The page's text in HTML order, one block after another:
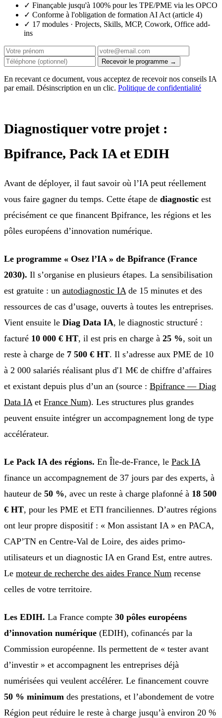
✓ Finançable jusqu'à 100% pour les TPE/PME via les OPCO
✓ Conforme à l'obligation de formation AI Act (article 4)
✓ 17 modules · Projects, Skills, MCP, Cowork, Office add-
ins
Recevoir le programme →
En recevant ce document, vous acceptez de recevoir nos conseils IA
par email. Désinscription en un clic. Politique de confidentialité
Diagnostiquer votre projet :
Bpifrance, Pack IA et EDIH
Avant de déployer, il faut savoir où l’IA peut réellement
vous faire gagner du temps. Cette étape de diagnostic est
précisément ce que financent Bpifrance, les régions et les
pôles européens d’innovation numérique.
Le programme « Osez l’IA » de Bpifrance (France
2030). Il s’organise en plusieurs étapes. La sensibilisation
est gratuite : un autodiagnostic IA de 15 minutes et des
ressources de cas d’usage, ouverts à toutes les entreprises.
Vient ensuite le Diag Data IA, le diagnostic structuré :
facturé 10 000 € HT, il est pris en charge à 25 %, soit un
reste à charge de 7 500 € HT. Il s’adresse aux PME de 10
à 2 000 salariés réalisant plus d'1 M€ de chiffre d’affaires
et existant depuis plus d’un an (source : Bpifrance — Diag
Data IA et France Num). Les structures plus grandes
peuvent ensuite intégrer un accompagnement long de type
accélérateur.
Le Pack IA des régions. En Île-de-France, le Pack IA
finance un accompagnement de 37 jours par des experts, à
hauteur de 50 %, avec un reste à charge plafonné à 18 500
€ HT, pour les PME et ETI franciliennes. D’autres régions
ont leur propre dispositif : « Mon assistant IA » en PACA,
CAP’TN en Centre-Val de Loire, des aides primo-
utilisateurs et un diagnostic IA en Grand Est, entre autres.
Le moteur de recherche des aides France Num recense
celles de votre territoire.
Les EDIH. La France compte 30 pôles européens
d’innovation numérique (EDIH), cofinancés par la
Commission européenne. Ils permettent de « tester avant
d’investir » et accompagnent les entreprises déjà
numérisées qui veulent accélérer. Le financement couvre
50 % minimum des prestations, et l’abondement de votre
Région peut réduire le reste à charge jusqu’à environ 20 %